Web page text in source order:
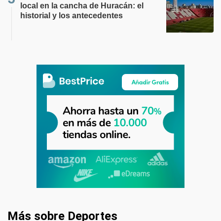
local en la cancha de Huracán: el
historial y los antecedentes
Más sobre Deportes